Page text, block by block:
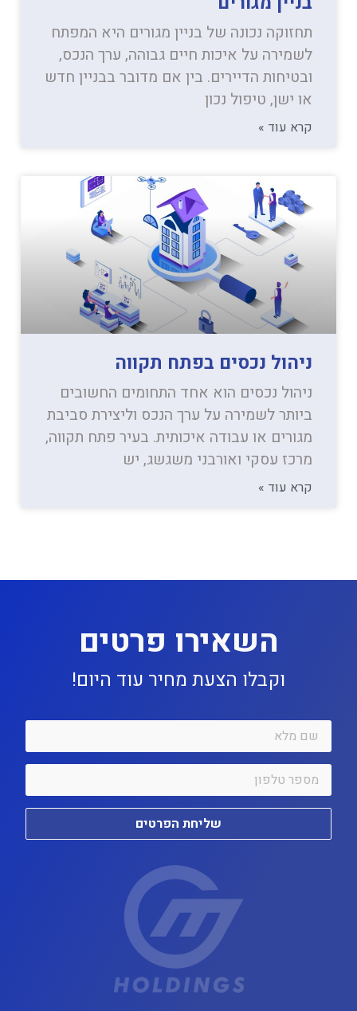
תחזוקה נכונה של בניין מגורים היא המפתח
לשמירה על איכות חיים גבוהה, ערך הנכס,
ובטיחות הדיירים. בין אם מדובר בבניין חדש
או ישן, טיפול נכון
קרא עוד »
ניהול נכסים בפתח תקווה
ניהול נכסים הוא אחד התחומים החשובים
ביותר לשמירה על ערך הנכס וליצירת סביבת
מגורים או עבודה איכותית. בעיר פתח תקווה,
מרכז עסקי ואורבני משגשג, יש
קרא עוד »
השאירו פרטים
וקבלו הצעת מחיר עוד היום!
שליחת הפרטים